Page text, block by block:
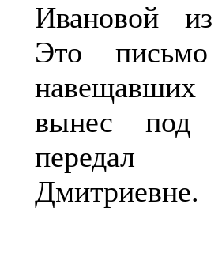
Ивановой
Это
вынес под
Дмитриевне.